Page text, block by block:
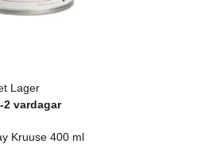
Lager
2 vardagar
Kruuse 400 ml